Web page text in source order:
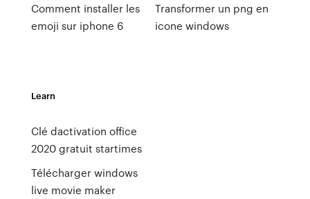
Comment installer les
emoji sur iphone 6
Transformer un png en
icone windows
Learn
Clé dactivation office
2020 gratuit startimes
Télécharger windows
live movie maker